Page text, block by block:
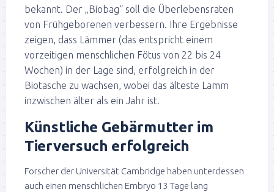
bekannt. Der „Biobag“ soll die Überlebensraten
von Frühgeborenen verbessern. Ihre Ergebnisse
zeigen, dass Lämmer (das entspricht einem
vorzeitigen menschlichen Fötus von 22 bis 24
Wochen) in der Lage sind, erfolgreich in der
Biotasche zu wachsen, wobei das älteste Lamm
inzwischen älter als ein Jahr ist.
Künstliche Gebärmutter im
Tierversuch erfolgreich
Forscher der Universität Cambridge haben unterdessen
auch einen menschlichen Embryo 13 Tage lang